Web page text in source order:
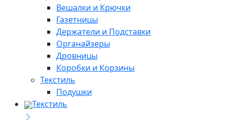
Вешалки и Крючки
Газетницы
Держатели и Подставки
Органайзеры
Дровницы
Коробки и Корзины
Текстиль
Подушки
Текстиль